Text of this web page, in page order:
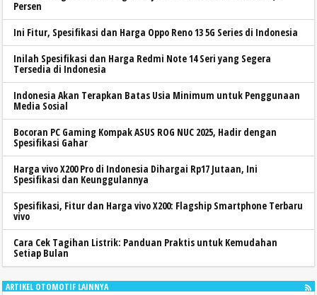
Persen
Ini Fitur, Spesifikasi dan Harga Oppo Reno 13 5G Series di Indonesia
Inilah Spesifikasi dan Harga Redmi Note 14 Seri yang Segera
Tersedia di Indonesia
Indonesia Akan Terapkan Batas Usia Minimum untuk Penggunaan
Media Sosial
Bocoran PC Gaming Kompak ASUS ROG NUC 2025, Hadir dengan
Spesifikasi Gahar
Harga vivo X200 Pro di Indonesia Dihargai Rp17 Jutaan, Ini
Spesifikasi dan Keunggulannya
Spesifikasi, Fitur dan Harga vivo X200: Flagship Smartphone Terbaru
vivo
Cara Cek Tagihan Listrik: Panduan Praktis untuk Kemudahan
Setiap Bulan
ARTIKEL OTOMOTIF LAINNYA